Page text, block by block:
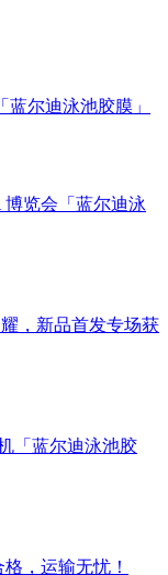
尔迪泳池胶膜」
博览会「蓝尔迪泳
，新品首发专场获
「蓝尔迪泳池胶
，运输无忧！